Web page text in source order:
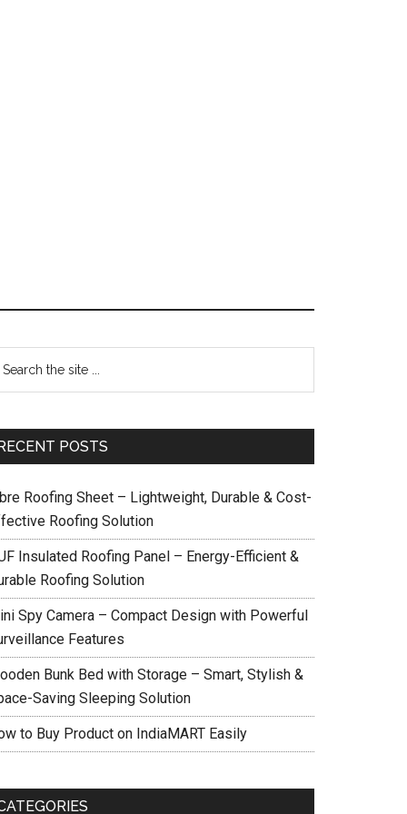
POSTS
Roofing Sheet – Lightweight, Durable & Cost-
Roofing Solution
Insulated Roofing Panel – Energy-Efficient &
Roofing Solution
Spy Camera – Compact Design with Powerful
Features
Bunk Bed with Storage – Smart, Stylish &
Saving Sleeping Solution
to Buy Product on IndiaMART Easily